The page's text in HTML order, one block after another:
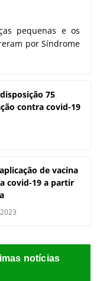
pequenas e os
por Síndrome
75
contra covid-19
de vacina
covid-19 a partir
notícias